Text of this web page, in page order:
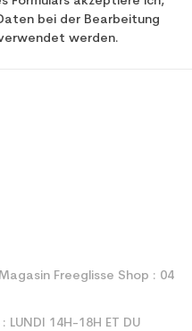
bei der Bearbeitung
werden.
Freeglisse Shop : 04
LUNDI 14H-18H ET DU